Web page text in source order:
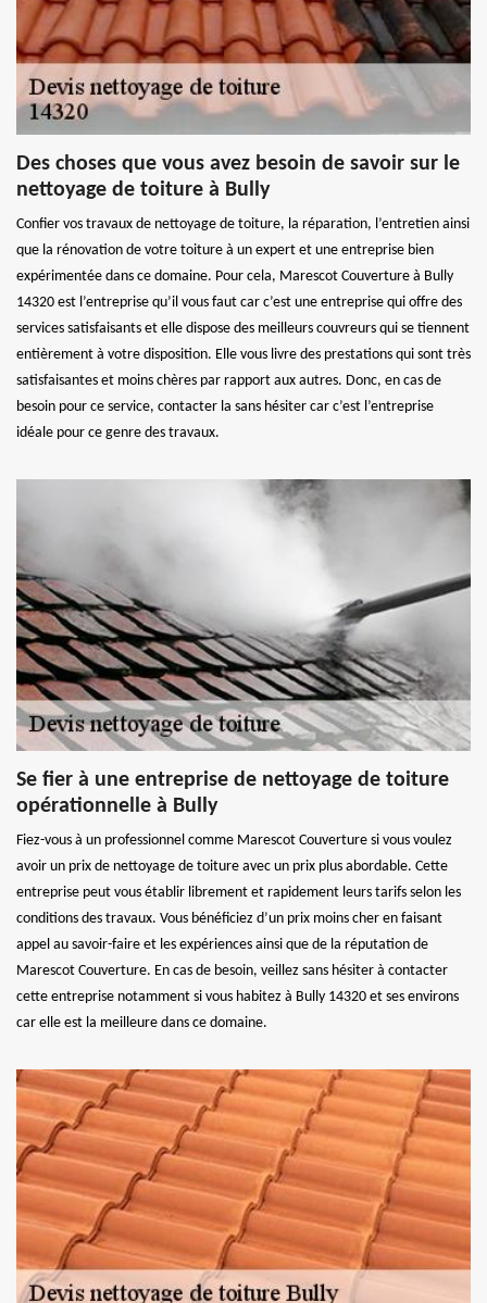
Des choses que vous avez besoin de savoir sur le
nettoyage de toiture à Bully
Confier vos travaux de nettoyage de toiture, la réparation, l’entretien ainsi
que la rénovation de votre toiture à un expert et une entreprise bien
expérimentée dans ce domaine. Pour cela, Marescot Couverture à Bully
14320 est l’entreprise qu’il vous faut car c’est une entreprise qui offre des
services satisfaisants et elle dispose des meilleurs couvreurs qui se tiennent
entièrement à votre disposition. Elle vous livre des prestations qui sont très
satisfaisantes et moins chères par rapport aux autres. Donc, en cas de
besoin pour ce service, contacter la sans hésiter car c’est l’entreprise
idéale pour ce genre des travaux.
Se fier à une entreprise de nettoyage de toiture
opérationnelle à Bully
Fiez-vous à un professionnel comme Marescot Couverture si vous voulez
avoir un prix de nettoyage de toiture avec un prix plus abordable. Cette
entreprise peut vous établir librement et rapidement leurs tarifs selon les
conditions des travaux. Vous bénéficiez d’un prix moins cher en faisant
appel au savoir-faire et les expériences ainsi que de la réputation de
Marescot Couverture. En cas de besoin, veillez sans hésiter à contacter
cette entreprise notamment si vous habitez à Bully 14320 et ses environs
car elle est la meilleure dans ce domaine.